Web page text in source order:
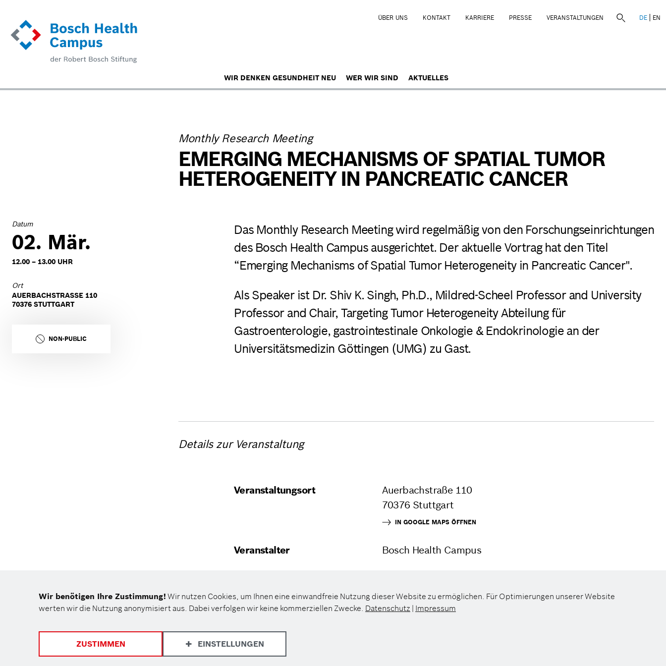
ÜBER UNS KONTAKT KARRIERE PRESSE VERANSTALTUNGEN DE EN
WIR DENKEN GESUNDHEIT NEU WER WIR SIND AKTUELLES
Monthly Research Meeting
EMERGING MECHANISMS OF SPATIAL TUMOR
HETEROGENEITY IN PANCREATIC CANCER
Datum
02. Mär.
12.00 – 13.00 UHR
Ort
AUERBACHSTRASSE 110
70376 STUTTGART
NON-PUBLIC
Das Monthly Research Meeting wird regelmäßig von den Forschungseinrichtungen
des Bosch Health Campus ausgerichtet. Der aktuelle Vortrag hat den Titel
“Emerging Mechanisms of Spatial Tumor Heterogeneity in Pancreatic Cancer".
Als Speaker ist Dr. Shiv K. Singh, Ph.D., Mildred-Scheel Professor and University
Professor and Chair, Targeting Tumor HeterogeneityAbteilung für
Gastroenterologie, gastrointestinale Onkologie & Endokrinologie an der
Universitätsmedizin Göttingen (UMG) zu Gast.
Details zur Veranstaltung
Veranstaltungsort
Auerbachstraße 110
70376 Stuttgart
IN GOOGLE MAPS ÖFFNEN
Veranstalter Bosch Health Campus
Wir benötigen Ihre Zustimmung! Wir nutzen Cookies, um Ihnen eine einwandfreie Nutzung dieser Website zu ermöglichen. Für Optimierungen unserer Website
werten wir die Nutzung anonymisiert aus. Dabei verfolgen wir keine kommerziellen Zwecke. Datenschutz | Impressum
ZUSTIMMEN EINSTELLUNGEN